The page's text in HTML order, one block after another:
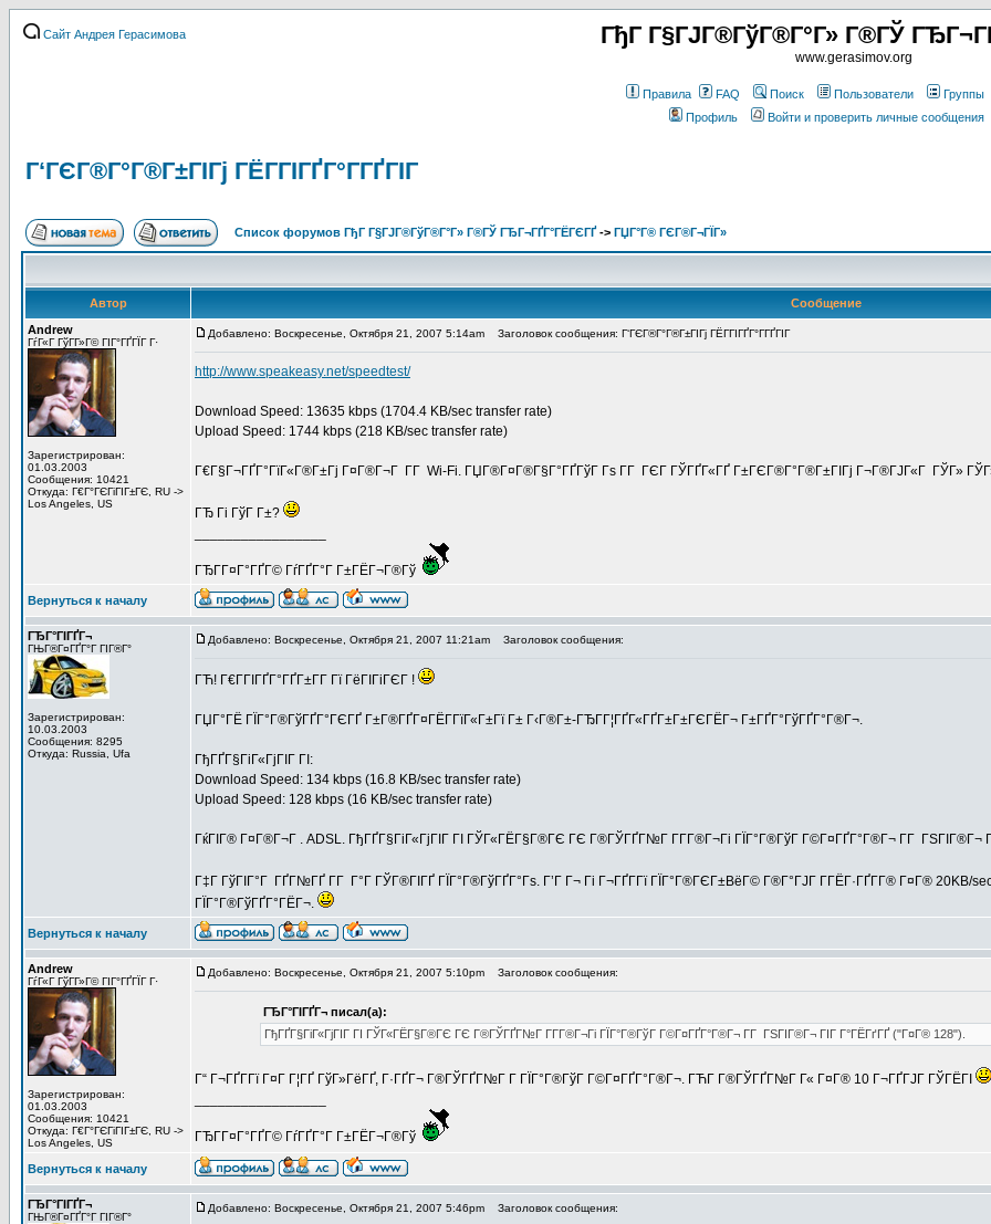
Сайт Андрея Герасимова ГђГ Г§ГЈГ®ГўГ®Г°Г» Г®ГЎ
www.gerasimov.org
Правила FAQ Поиск Пользователи Группы
Профиль
Войти и проверить личные сообщения
Г‘ГЄГ®Г°Г®Г±ГІГј ГЁГ­ГІГҐГ°Г­ГҐГІГ
Список форумов ГђГ Г§ГЈГ®ГўГ®Г°Г» Г®ГЎ ГЂГ¬ГҐГ°ГЁГЄГҐ-> ГЏГ°Г® ГЄГ®Г¬ГЇГ»
Автор
Сообщение
Andrew
ГѓГ«Г ГўГ­Г»Г© ГІГ°ГҐГЇГ Г·
Зарегистрирован:
01.03.2003
Сообщения: 10421
Откуда: Г€Г°ГЄГіГІГ±ГЄ, RU ->
Los Angeles, US
Добавлено: Воскресенье, Октября 21, 2007 5:14am Заголовок сообщения: Г‘ГЄГ®Г°Г®Г±ГІГј ГЁГ­ГІГҐГ°Г­ГҐГІГ
http://www.speakeasy.net/speedtest/
Download Speed: 13635 kbps (1704.4 KB/sec transfer rate)
Upload Speed: 1744 kbps (218 KB/sec transfer rate)
Г€Г§Г¬ГҐГ°ГїГ«Г®Г±Гј Г¤Г®Г¬Г Г­Г Wi-Fi. ГЏГ®Г¤Г®Г§Г°ГҐГўГ Гѕ Г­Г ГЄГ ГЎГҐГ«ГҐ Г±ГЄГ®Г°Г®Г±ГІГј Г¬Г®ГЈГ«Г ГЎГ»
ГЂ Гі ГўГ Г±?
ГЂГ­Г¤Г°ГҐГ© ГѓГҐГ°Г Г±ГЁГ¬Г®Гў
Вернуться к началу
ГЂГ°ГІГҐГ¬
ГЊГ®Г¤ГҐГ°Г ГІГ®Г°
Зарегистрирован:
10.03.2003
Сообщения: 8295
Откуда: Russia, Ufa
Добавлено: Воскресенье, Октября 21, 2007 11:21am Заголовок сообщения:
ГЋ! Г€Г­ГІГҐГ°ГҐГ±Г­Г Гї ГёГІГіГЄГ !
ГЏГ°ГЁ ГЇГ°Г®ГўГҐГ°ГЄГҐ Г±Г®ГҐГ¤ГЁГ­ГїГ«Г±Гї Г± Г‹Г®Г±-ГЂГ­Г¦ГҐГ«ГҐГ±Г±ГЄГЁГ¬ Г±ГҐГ°ГўГҐГ°Г®Г¬.
ГђГҐГ§ГіГ«ГјГІГ ГІ:
Download Speed: 134 kbps (16.8 KB/sec transfer rate)
Upload Speed: 128 kbps (16 KB/sec transfer rate)
ГќГІГ® Г¤Г®Г¬Г . ADSL. ГђГҐГ§ГіГ«ГјГІГ ГІ ГЎГ«ГЁГ§Г®ГЄ ГЄ Г®ГЎГҐГ№Г Г­Г­Г®Г¬Гі ГЇГ°Г®ГўГ Г©Г¤ГҐГ°Г®Г¬ Г­Г ГЅГІГ®Г¬
Г‡Г ГўГІГ°Г ГҐГ№ГҐ Г­Г Г°Г ГЎГ®ГІГҐ ГЇГ°Г®ГўГҐГ°Гѕ. Г’Г Г¬ Гі Г¬ГҐГ­Гї ГЇГ°Г®ГЄГ±ВёГ© Г®Г°ГЈГ Г­ГЁГ·ГҐГ­Г® Г¤Г® 20KB/
ГЇГ°Г®ГўГҐГ°ГЁГ¬.
Вернуться к началу
Andrew
ГѓГ«Г ГўГ­Г»Г© ГІГ°ГҐГЇГ Г·
Зарегистрирован:
01.03.2003
Сообщения: 10421
Откуда: Г€Г°ГЄГіГІГ±ГЄ, RU ->
Los Angeles, US
Добавлено: Воскресенье, Октября 21, 2007 5:10pm Заголовок сообщения:
ГЂГ°ГІГҐГ¬ писал(а):
ГђГҐГ§ГіГ«ГјГІГ ГІ ГЎГ«ГЁГ§Г®ГЄ ГЄ Г®ГЎГҐГ№Г Г­Г­Г®Г¬Гі ГЇГ°Г®ГўГ Г©Г¤ГҐГ°Г®Г¬ Г­Г ГЅГІГ®Г¬ ГІГ Г°ГЁГґГҐ ("Г¤Г® 128").
Г“ Г¬ГҐГ­Гї Г¤Г Г¦ГҐ ГўГ»ГёГҐ, Г·ГҐГ¬ Г®ГЎГҐГ№Г Г­ ГЇГ°Г®ГўГ Г©Г¤ГҐГ°Г®Г¬. ГЋГ­ Г®ГЎГҐГ№Г Г« Г¤Г® 10 Г¬ГҐГЈГ ГЎГЁГІ
ГЂГ­Г¤Г°ГҐГ© ГѓГҐГ°Г Г±ГЁГ¬Г®Гў
Вернуться к началу
ГЂГ°ГІГҐГ¬
ГЊГ®Г¤ГҐГ°Г ГІГ®Г°
Добавлено: Воскресенье, Октября 21, 2007 5:46pm Заголовок сообщения: